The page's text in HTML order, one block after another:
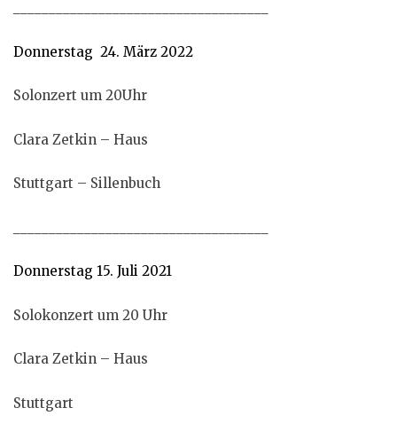
Donnerstag 24. März 2022
Solonzert um 20Uhr
Clara Zetkin – Haus
Stuttgart – Sillenbuch
Donnerstag 15. Juli 2021
Solokonzert um 20 Uhr
Clara Zetkin – Haus
Stuttgart